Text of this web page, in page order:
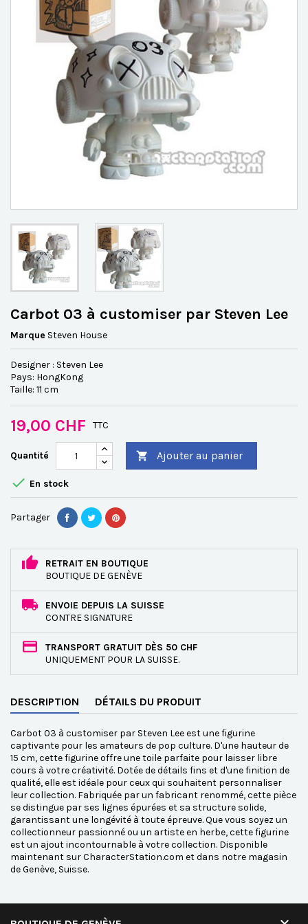
Carbot 03 à customiser par Steven Lee
Marque Steven House
Designer : Steven Lee
Pays: HongKong
Taille: 11 cm
19,00 CHF TTC
Quantité  Ajouter au panier
 En stock
Partager
RETRAIT EN BOUTIQUE
BOUTIQUE DE GENÈVE
ENVOIE DEPUIS LA SUISSE
CONTRE SIGNATURE
TRANSPORT GRATUIT DÈS 50 CHF
UNIQUEMENT POUR LA SUISSE.
DESCRIPTION DÉTAILS DU PRODUIT
Carbot 03 à customiser par Steven Lee est une figurine
captivante pour les amateurs de pop culture. D'une hauteur de
15 cm, cette figurine offre une toile parfaite pour laisser libre
cours à votre créativité. Dotée de détails fins et d'une finition de
qualité, elle est idéale pour ceux qui souhaitent personnaliser
leur collection. Fabriquée par un fabricant renommé, cette pièce
se distingue par ses lignes épurées et sa structure solide,
garantissant une longévité à toute épreuve. Que vous soyez un
collectionneur passionné ou un artiste en herbe, cette figurine
est un ajout incontournable à votre collection. Disponible
maintenant sur CharacterStation.com et dans notre magasin
de Genève, Suisse.